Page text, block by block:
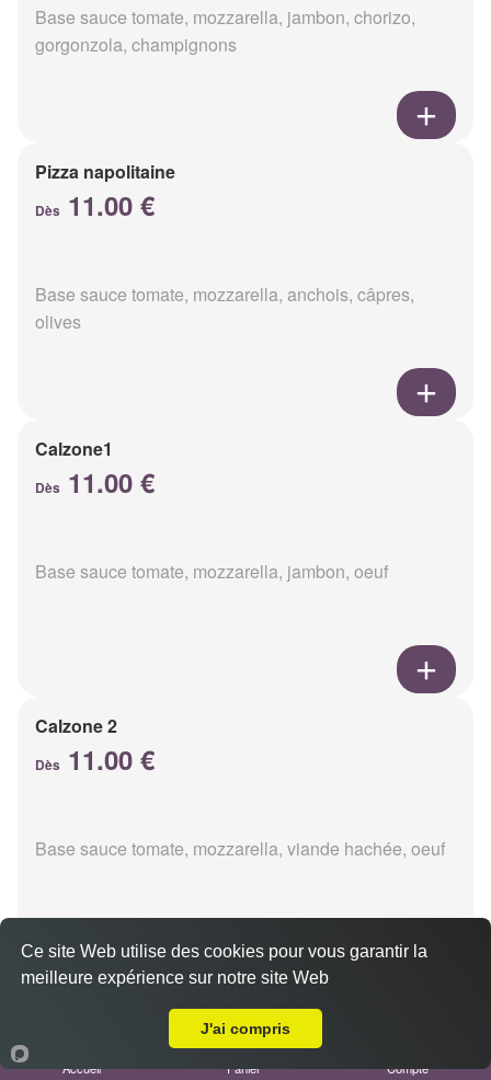
Base sauce tomate, mozzarella, jambon, chorizo,
gorgonzola, champignons
Pizza napolitaine
Dès 11.00 €
Base sauce tomate, mozzarella, anchois, câpres,
olives
Calzone1
Dès 11.00 €
Base sauce tomate, mozzarella, jambon, oeuf
Calzone 2
Dès 11.00 €
Base sauce tomate, mozzarella, viande hachée, oeuf
Accueil Panier Compte
Ce site Web utilise des cookies pour vous garantir la
meilleure expérience sur notre site Web
J'ai compris